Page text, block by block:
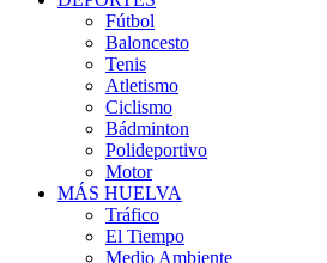
Fútbol
Baloncesto
Tenis
Atletismo
Ciclismo
Bádminton
Polideportivo
Motor
MÁS HUELVA
Tráfico
El Tiempo
Medio Ambiente